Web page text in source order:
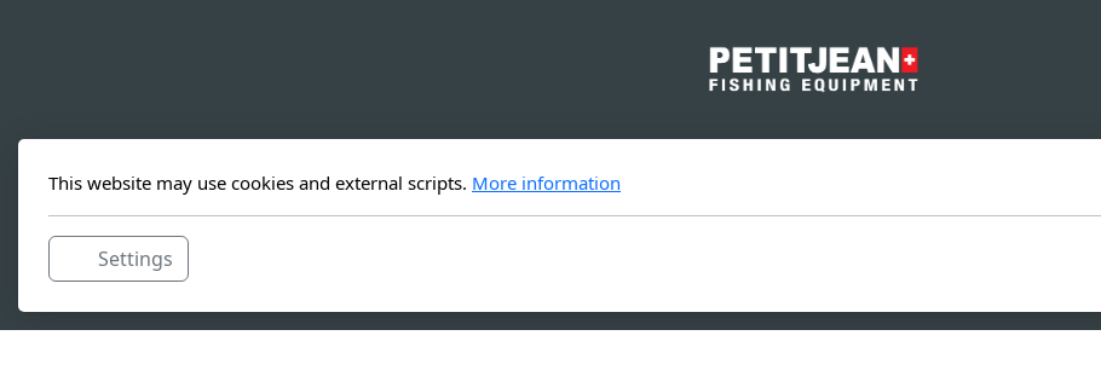
Singapore 788 713
This website may use cookies and external scripts. More information
Settings